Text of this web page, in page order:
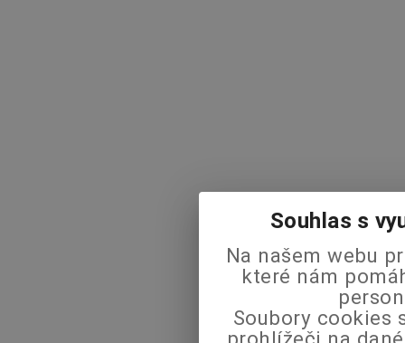
Souhlas s
Na našem webu
které nám
Soubory cookies